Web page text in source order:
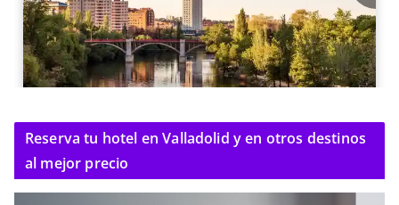
Reserva tu hotel en Valladolid y en otros destinos
al mejor precio